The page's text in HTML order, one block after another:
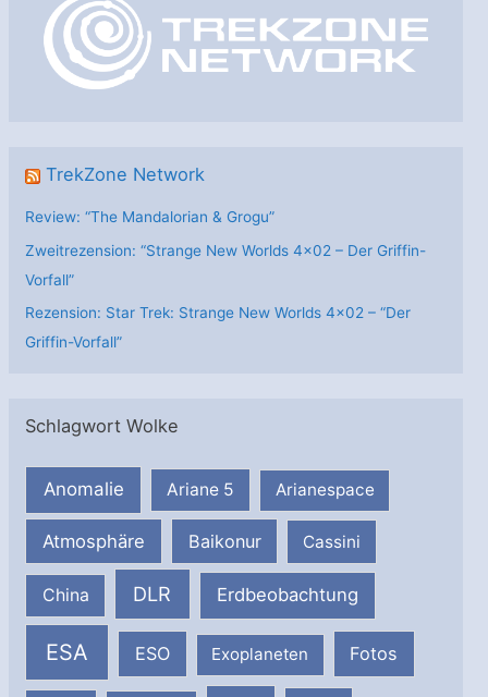
TrekZone Network
Review: “The Mandalorian & Grogu”
Zweitrezension: “Strange New Worlds 4×02 – Der Griffin-
Vorfall”
Rezension: Star Trek: Strange New Worlds 4×02 – “Der
Griffin-Vorfall”
Schlagwort Wolke
Anomalie Ariane 5 Arianespace
Atmosphäre Baikonur Cassini
China DLR Erdbeobachtung
ESA ESO Exoplaneten Fotos